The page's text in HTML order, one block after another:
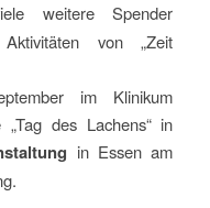
weitere Spender
von „Zeit
im Klinikum
des Lachens“ in
in Essen am